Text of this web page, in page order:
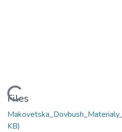
Loading...
Files
KB)